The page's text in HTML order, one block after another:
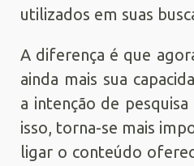
utilizados em suas
A diferença é que
ainda mais sua
a intenção de
isso, torna-se mais
ligar o conteúdo